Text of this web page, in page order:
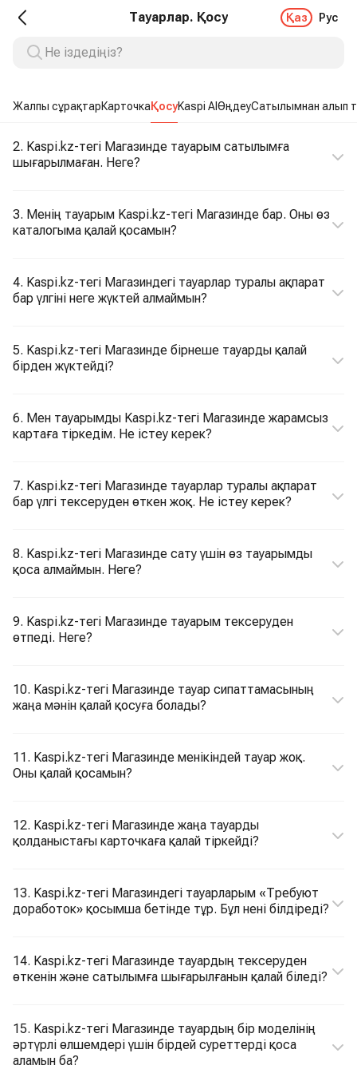
Тауарлар. Қосу Қаз Рус
Жалпы сұрақтарКарточкаҚосуKaspi AIӨңдеуСатылымнан алып
2. Kaspi.kz-тегі Магазинде тауарым сатылымға
шығарылмаған. Неге?
3. Менің тауарым Kaspi.kz-тегі Магазинде бар. Оны өз
каталогыма қалай қосамын?
4. Kaspi.kz-тегі Магазиндегі тауарлар туралы ақпарат
бар үлгіні неге жүктей алмаймын?
5. Kaspi.kz-тегі Магазинде бірнеше тауарды қалай
бірден жүктейді?
6. Мен тауарымды Kaspi.kz-тегі Магазинде жарамсыз
картаға тіркедім. Не істеу керек?
7. Kaspi.kz-тегі Магазинде тауарлар туралы ақпарат
бар үлгі тексеруден өткен жоқ. Не істеу керек?
8. Kaspi.kz-тегі Магазинде сату үшін өз тауарымды
қоса алмаймын. Неге?
9. Kaspi.kz-тегі Магазинде тауарым тексеруден
өтпеді. Неге?
10. Kaspi.kz-тегі Магазинде тауар сипаттамасының
жаңа мәнін қалай қосуға болады?
11. Kaspi.kz-тегі Магазинде менікіндей тауар жоқ.
Оны қалай қосамын?
12. Kaspi.kz-тегі Магазинде жаңа тауарды
қолданыстағы карточкаға қалай тіркейді?
13. Kaspi.kz-тегі Магазиндегі тауарларым «Требуют
доработок» қосымша бетінде тұр. Бұл нені білдіреді?
14. Kaspi.kz-тегі Магазинде тауардың тексеруден
өткенін және сатылымға шығарылғанын қалай біледі?
15. Kaspi.kz-тегі Магазинде тауардың бір моделінің
әртүрлі өлшемдері үшін бірдей суреттерді қоса
аламын ба?